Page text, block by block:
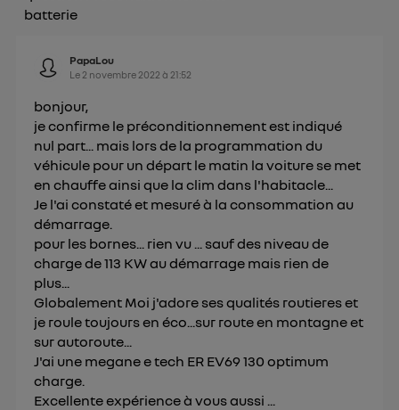
batterie
PapaLou
Le 2 novembre 2022 à 21:52
bonjour,
je confirme le préconditionnement est indiqué
nul part... mais lors de la programmation du
véhicule pour un départ le matin la voiture se met
en chauffe ainsi que la clim dans l'habitacle...
Je l'ai constaté et mesuré à la consommation au
démarrage.
pour les bornes... rien vu ... sauf des niveau de
charge de 113 KW au démarrage mais rien de
plus...
Globalement Moi j'adore ses qualités routieres et
je roule toujours en éco...sur route en montagne et
sur autoroute...
J'ai une megane e tech ER EV69 130 optimum
charge.
Excellente expérience à vous aussi ...
Pour plus d'informations, veuillez consulter